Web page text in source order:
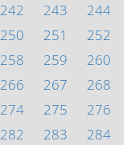
242 243
244
250 251
252
258 259
260
266 267
268
274 275
276
282 283
284